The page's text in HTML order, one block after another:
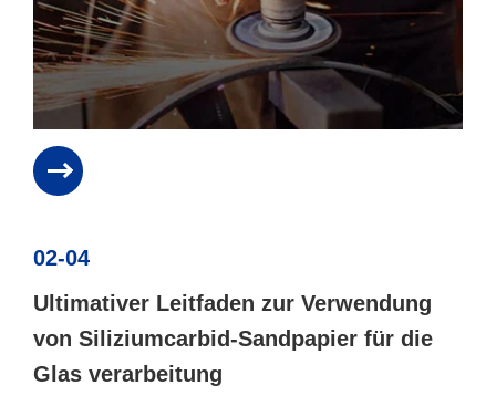
02-04
Ultimativer Leitfaden zur Verwendung
von Siliziumcarbid-Sandpapier für die
Glas verarbeitung